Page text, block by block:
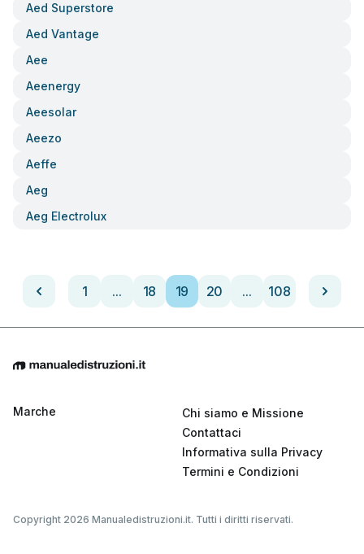
Aed Superstore
Aed Vantage
Aee
Aeenergy
Aeesolar
Aeezo
Aeffe
Aeg
Aeg Electrolux
1 ... 18 19 20 ... 108
Marche
Chi siamo e Missione
Contattaci
Informativa sulla Privacy
Termini e Condizioni
Copyright 2026 Manualedistruzioni.it. Tutti i diritti riservati.